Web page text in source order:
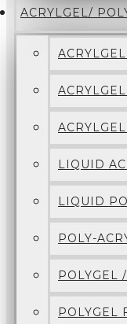
ACRYLGEL/
LIQUID
LIQUID
POLY-
POLYGEL
POLYGEL